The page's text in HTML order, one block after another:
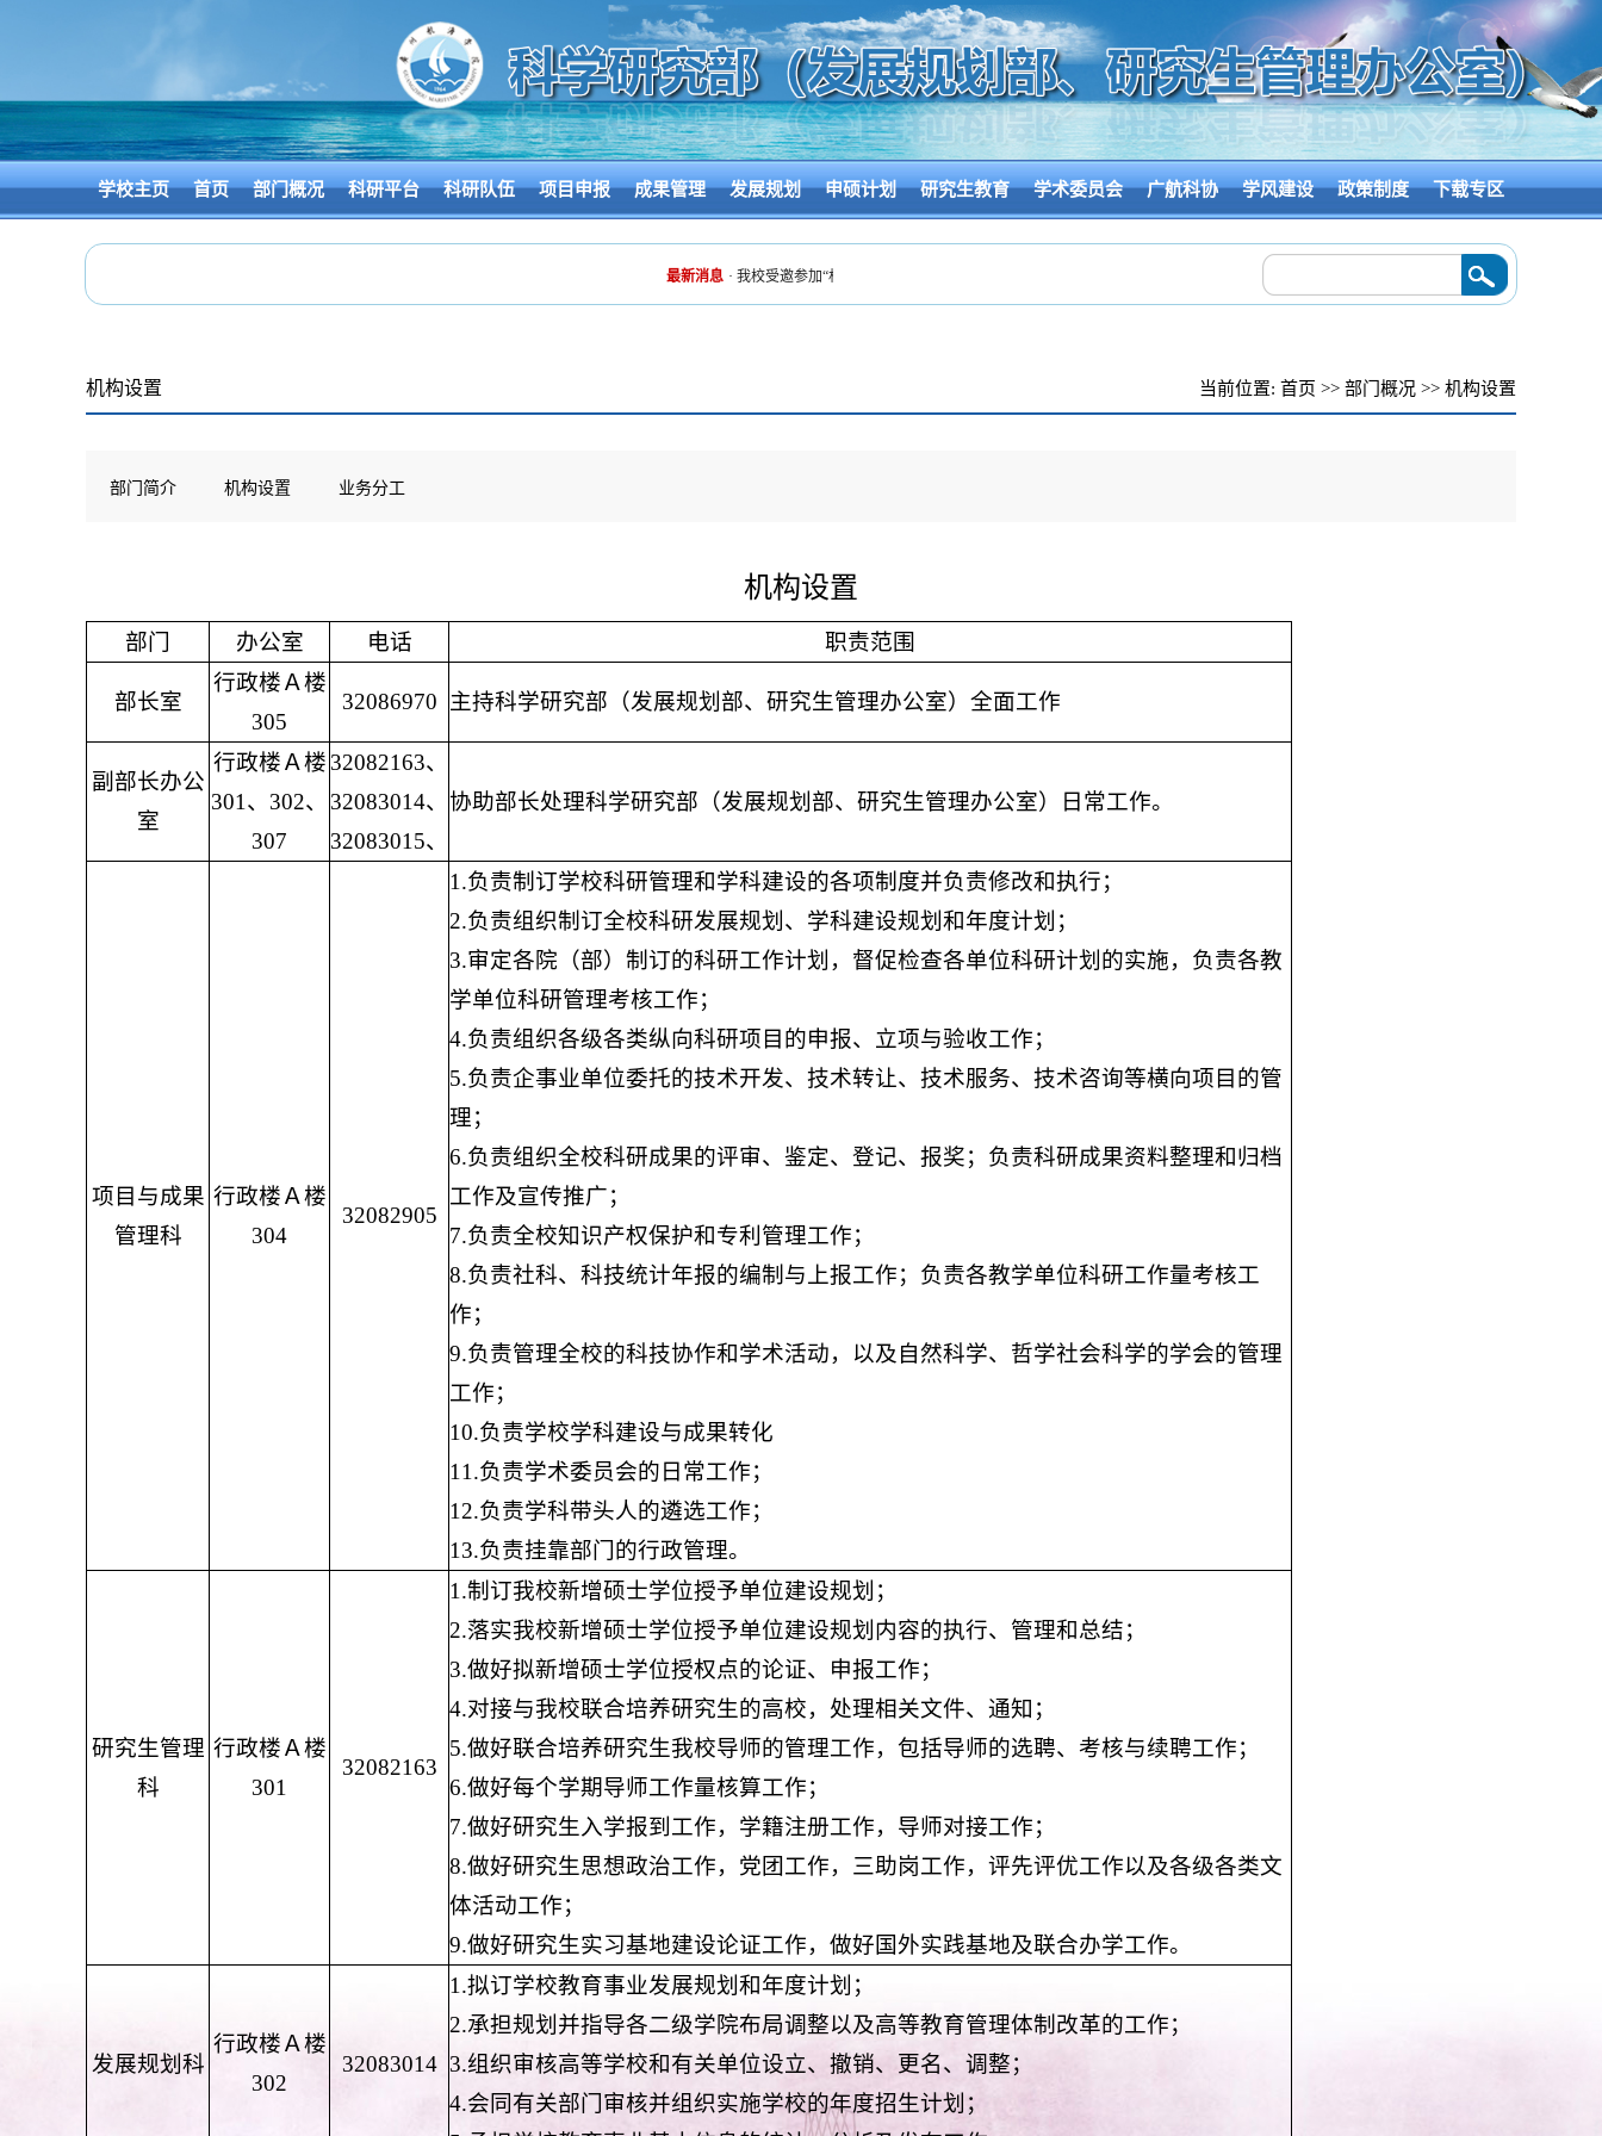
学校主页 首页 部门概况 科研平台 科研队伍 项目申报 成果管理 发展规划 申硕计划 研究生教育 学术委员会 广航科协 学风建设 政策制度 下载专区
最新消息 ·我校受邀参加“机遇之城 热气腾腾”2026广州高校科技成果转化对接会 赋能增城“百千万工程” 广航院科研团队赴增城企业调
机构设置 当前位置: 首页 >> 部门概况 >> 机构设置
部门简介 机构设置 业务分工
机构设置
部门 办公室 电话 职责范围
部长室
行政楼Ａ楼
305
32086970 主持科学研究部（发展规划部、研究生管理办公室）全面工作
副部长办公
室
行政楼Ａ楼
301、302、
307
32082163、
32083014、
32083015、
协助部长处理科学研究部（发展规划部、研究生管理办公室）日常工作。
项目与成果
管理科
行政楼Ａ楼
304
32082905
1.负责制订学校科研管理和学科建设的各项制度并负责修改和执行；
2.负责组织制订全校科研发展规划、学科建设规划和年度计划；
3.审定各院（部）制订的科研工作计划，督促检查各单位科研计划的实施，负责各教
学单位科研管理考核工作；
4.负责组织各级各类纵向科研项目的申报、立项与验收工作；
5.负责企事业单位委托的技术开发、技术转让、技术服务、技术咨询等横向项目的管
理；
6.负责组织全校科研成果的评审、鉴定、登记、报奖；负责科研成果资料整理和归档
工作及宣传推广；
7.负责全校知识产权保护和专利管理工作；
8.负责社科、科技统计年报的编制与上报工作；负责各教学单位科研工作量考核工
作；
9.负责管理全校的科技协作和学术活动，以及自然科学、哲学社会科学的学会的管理
工作；
10.负责学校学科建设与成果转化
11.负责学术委员会的日常工作；
12.负责学科带头人的遴选工作；
13.负责挂靠部门的行政管理。
研究生管理
科
行政楼Ａ楼
301
32082163
1.制订我校新增硕士学位授予单位建设规划；
2.落实我校新增硕士学位授予单位建设规划内容的执行、管理和总结；
3.做好拟新增硕士学位授权点的论证、申报工作；
4.对接与我校联合培养研究生的高校，处理相关文件、通知；
5.做好联合培养研究生我校导师的管理工作，包括导师的选聘、考核与续聘工作；
6.做好每个学期导师工作量核算工作；
7.做好研究生入学报到工作，学籍注册工作，导师对接工作；
8.做好研究生思想政治工作，党团工作，三助岗工作，评先评优工作以及各级各类文
体活动工作；
9.做好研究生实习基地建设论证工作，做好国外实践基地及联合办学工作。
发展规划科
行政楼Ａ楼
302
32083014
1.拟订学校教育事业发展规划和年度计划；
2.承担规划并指导各二级学院布局调整以及高等教育管理体制改革的工作；
3.组织审核高等学校和有关单位设立、撤销、更名、调整；
4.会同有关部门审核并组织实施学校的年度招生计划；